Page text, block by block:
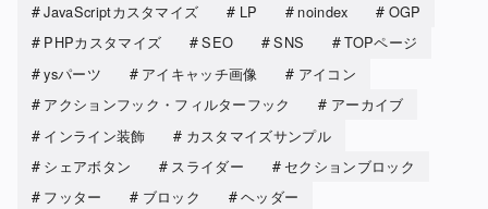
JavaScriptカスタマイズ
LP noindex
OGP
PHPカスタマイズ
SEO SNS
TOPページ
ysパーツ
アイキャッチ画像
アイコン
アクションフック・フィルターフック
アーカイブ
インライン装飾
カスタマイズサンプル
シェアボタン
スライダー
セクションブロック
フッター
ブロック
ヘッダー